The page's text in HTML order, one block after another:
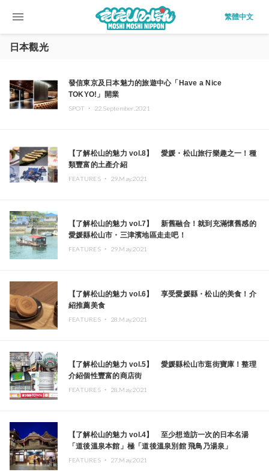
menu 繁體中文
日本觀光
發信東京及日本魅力的旅遊中心「Have a Nice
TOKYO!」開業
SPOT ・ 22.September.2021
【了解松山的魅力 vol.8】 愛媛・松山旅行樂趣之一！種
類豐富的土產介紹
FEATURES ・ 29.May.2021
【了解松山的魅力 vol.7】 新舊融合！就到充滿懷舊感的
愛媛縣松山市・三津濱地區走走吧！
FEATURES ・ 29.May.2021
【了解松山的魅力 vol.6】 享受愛媛縣・松山的美食！介
紹推薦美食
FEATURES ・ 28.May.2021
【了解松山的魅力 vol.5】 愛媛縣松山市逛街寶庫！整理
介紹個性豐富的商店街
FEATURES ・ 28.May.2021
【了解松山的魅力 vol.4】 至少想造訪一次的日本名湯
「道後溫泉本館」極「道後溫泉別館 飛鳥乃湯泉」
FEATURES ・ 27.May.2021